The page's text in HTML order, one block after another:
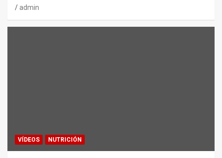
admin
VÍDEOS NUTRICIÓN